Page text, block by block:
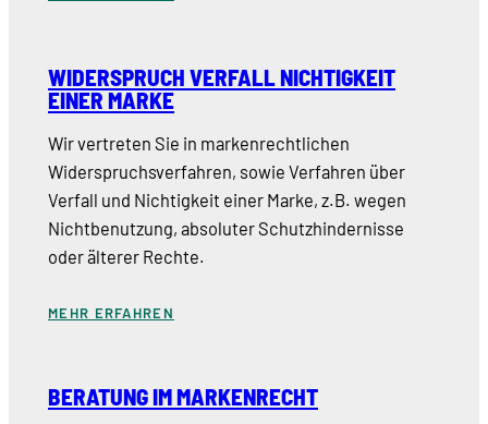
WIDERSPRUCH VERFALL NICHTIGKEIT
EINER MARKE
Wir vertreten Sie in markenrechtlichen
Widerspruchsverfahren, sowie Verfahren über
Verfall und Nichtigkeit einer Marke, z.B. wegen
Nichtbenutzung, absoluter Schutzhindernisse
oder älterer Rechte.
MEHR ERFAHREN
BERATUNG IM MARKENRECHT